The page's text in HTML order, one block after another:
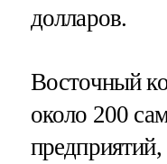
долларов.
Восточный
около 200